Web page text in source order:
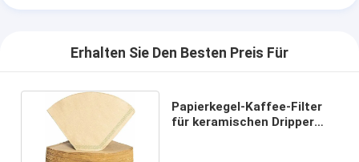
Erhalten Sie Den Besten Preis Für
Papierkegel-Kaffee-Filter
für keramischen Dripper